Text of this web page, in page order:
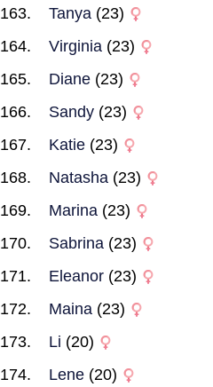
Tanya (23)
Virginia (23)
Diane (23)
Sandy (23)
Katie (23)
Natasha (23)
Marina (23)
Sabrina (23)
Eleanor (23)
Maina (23)
Li (20)
Lene (20)